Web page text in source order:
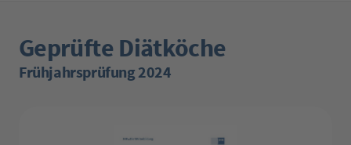
Geprüfte Diätköche
Frühjahrsprüfung 2024